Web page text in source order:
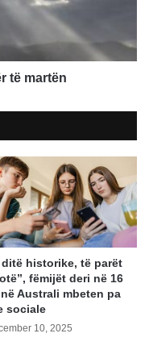
të martën
ditë historike, të parët
fëmijët deri në 16
Australi mbeten pa
sociale
10, 2025